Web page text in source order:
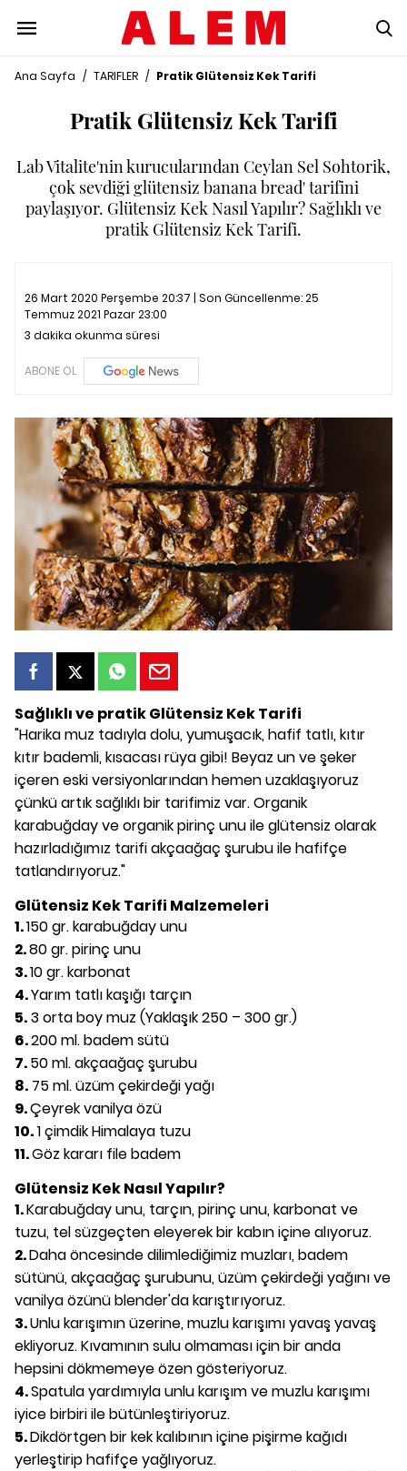
Ana Sayfa / TARIFLER / Pratik Glütensiz Kek Tarifi
Pratik Glütensiz Kek Tarifi
Lab Vitalite'nin kurucularından Ceylan Sel Sohtorik,
çok sevdiği glütensiz banana bread' tarifini
paylaşıyor. Glütensiz Kek Nasıl Yapılır? Sağlıklı ve
pratik Glütensiz Kek Tarifi.
26 Mart 2020 Perşembe 20:37 | Son Güncellenme:25
Temmuz 2021 Pazar 23:00
3 dakika okunma süresi
ABONE OL
Sağlıklı ve pratik Glütensiz Kek Tarifi
"Harika muz tadıyla dolu, yumuşacık, hafif tatlı, kıtır
kıtır bademli, kısacası rüya gibi! Beyaz un ve şeker
içeren eski versiyonlarından hemen uzaklaşıyoruz
çünkü artık sağlıklı bir tarifimiz var. Organik
karabuğday ve organik pirinç unu ile glütensiz olarak
hazırladığımız tarifi akçaağaç şurubu ile hafifçe
tatlandırıyoruz."
Glütensiz Kek Tarifi Malzemeleri
1.150 gr. karabuğday unu
2.80 gr. pirinç unu
3.10 gr. karbonat
4.Yarım tatlı kaşığı tarçın
5.3 orta boy muz (Yaklaşık 250 – 300 gr.)
6.200 ml. badem sütü
7.50 ml. akçaağaç şurubu
8. 75 ml. üzüm çekirdeği yağı
9.Çeyrek vanilya özü
10.1 çimdik Himalaya tuzu
11.Göz kararı file badem
Glütensiz Kek Nasıl Yapılır?
1.Karabuğday unu, tarçın, pirinç unu, karbonat ve
tuzu, tel süzgeçten eleyerek bir kabın içine alıyoruz.
2.Daha öncesinde dilimlediğimiz muzları, badem
sütünü, akçaağaç şurubunu, üzüm çekirdeği yağını ve
vanilya özünü blender'da karıştırıyoruz.
3.Unlu karışımın üzerine, muzlu karışımı yavaş yavaş
ekliyoruz. Kıvamının sulu olmaması için bir anda
hepsini dökmemeye özen gösteriyoruz.
4.Spatula yardımıyla unlu karışım ve muzlu karışımı
iyice birbiri ile bütünleştiriyoruz.
5.Dikdörtgen bir kek kalıbının içine pişirme kağıdı
yerleştirip hafifçe yağlıyoruz.